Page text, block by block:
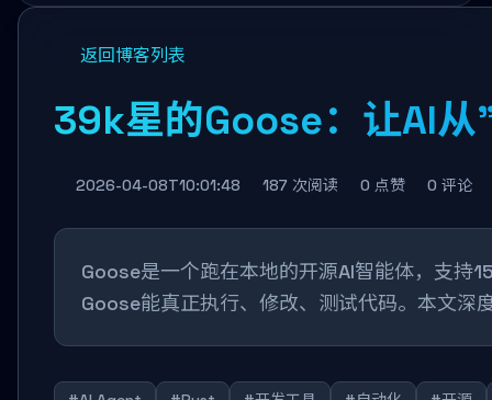
返回博客列表
39k星的Goose：让AI
2026-04-08T10:01:48 187 次阅读 0 点赞 0 评论
Goose是一个跑在本地的开源AI智能体，支
Goose能真正执行、修改、测试代码。本文深